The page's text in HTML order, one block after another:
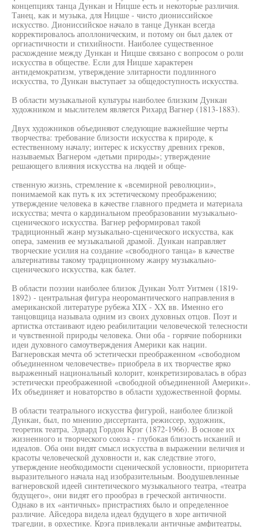
концепциях танца Дункан и Ницше есть и некоторые различия.
Танец, как и музыка, для Ницше - чисто диониссийское
искусство. Диониссийское начало в танце Дункан всегда
корректировалось аполлоническим, и потому он был далек от
оргиастичности и стихийности. Наиболее существенное
расхождение между Дункан и Ницше связано с вопросом о роли
искусства в обществе. Если для Ницше характерен
антидемократизм, утверждение элитарности подлинного
искусства, то Дункан выступает за общедоступность искусства.
В области музыкальной культуры наиболее близким Дункан
художником и мыслителем является Рихард Вагнер (1813-1883).
Двух художников объединяют следующие важнейшие черты
творчества: требование близости искусства к природе, к
естественному началу; интерес к искусству древних греков,
называемых Вагнером «детьми природы»; утверждение
решающего влияния искусства на людей и обще-
ственную жизнь, стремление к «всемирной революции»,
понимаемой как путь к их эстетическому преображению;
утверждение человека в качестве главного предмета и материала
искусства; мечта о кардинальном преобразовании музыкально-
сценического искусства. Вагнер реформировал такой
традиционный жанр музыкально-сценического искусства, как
опера, заменив ее музыкальной драмой. Дункан направляет
творческие усилия на создание «свободного танца» в качестве
альтернативы такому традиционному жанру музыкально-
сценического искусства, как балет.
В области поэзии наиболее близок Дункан Уолт Уитмен (1819-
1892) - центральная фигура неоромантического направления в
американской литературе рубежа XIX - XX вв. Именно его
танцовщица называла одним из своих духовных отцов. Поэт и
артистка отстаивают идею реабилитации человеческой телесности
и чувственной природы человека. Они оба - горячие поборники
идеи духовного самоутверждения Америки как нации.
Вагнеровская мечта об эстетически преображенном «свободном
объединенном человечестве» приобрела в их творчестве ярко
выраженный национальный колорит, конкретизировалась в образ
эстетически преображенной «свободной объединенной Америки».
Их объединяет и новаторство в области художественной формы.
В области театрального искусства фигурой, наиболее близкой
Дункан, был, по мнению диссертанта, режиссер, художник,
теоретик театра, Эдвард Гордон Крэг (1872-1966). В основе их
жизненного и творческого союза - глубокая близость исканий и
идеалов. Оба они видят смысл искусства в выражении величия и
красоты человеческой духовности и, как следствие этого,
утверждение необходимости сценической условности, приоритета
выразительного начала над изобразительным. Воодушевленные
вагнеровской идеей синтетического музыкального театра, «театра
будущего», они видят его прообраз в греческой античности.
Однако в их «античных» пристрастиях было и определенное
различие. Айседора видела идеал будущего в хоре античной
трагедии, в орхестике. Крэга привлекали античные амфитеатры,